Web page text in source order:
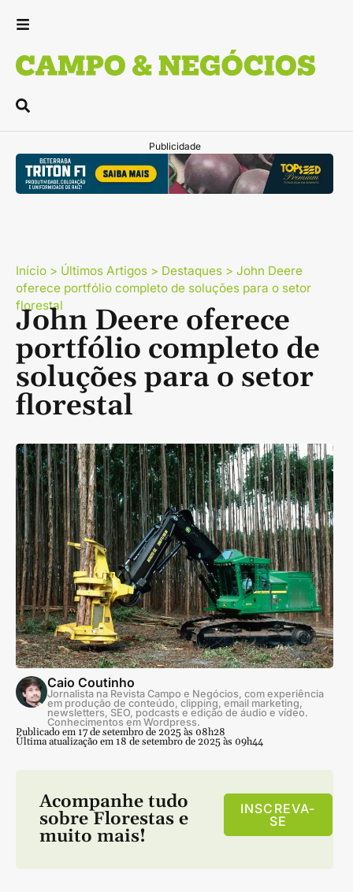
Publicidade
Início > Últimos Artigos > Destaques > John Deere
oferece portfólio completo de soluções para o setor
florestal
John Deere oferece
portfólio completo de
soluções para o setor
florestal
Caio Coutinho
Jornalista na Revista Campo e Negócios, com experiência
em produção de conteúdo, clipping, email marketing,
newsletters, SEO, podcasts e edição de áudio e vídeo.
Conhecimentos em Wordpress.
Publicado em 17 de setembro de 2025 às 08h28
Última atualização em 18 de setembro de 2025 às 09h44
Acompanhe tudo
sobreFlorestas e
muito mais!
INSCREVA-
SE